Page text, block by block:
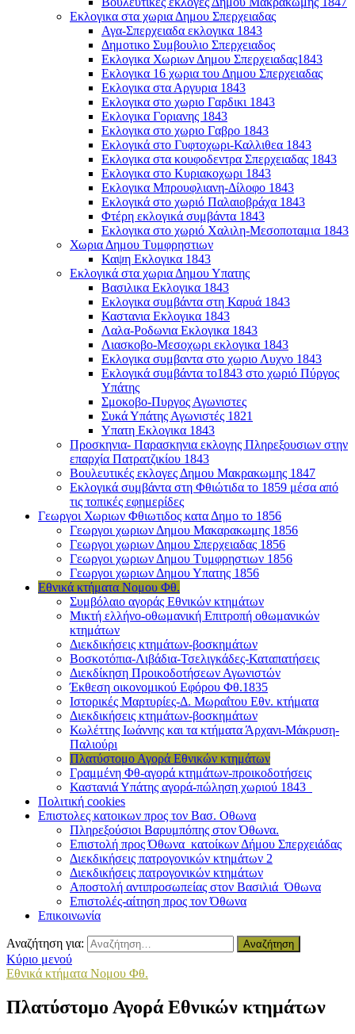
Εκλογικα στα χωρια Δημου Σπερχειαδας
Αγα-Σπερχειαδα εκλογικα 1843
Δημοτικο Συμβουλιο Σπερχειαδος
Εκλογικα Χωριων Δημου Σπερχειαδας1843
Εκλογικα 16 χωρια του Δημου Σπερχειαδας
Εκλογικα στα Αργυρια 1843
Εκλογικα στο χωριο Γαρδικι 1843
Εκλογικα Γοριανης 1843
Εκλογικα στο χωριο Γαβρο 1843
Εκλογικά στο Γυφτοχωρι-Καλλιθεα 1843
Εκλογικα στα κουφοδεντρα Σπερχειαδας 1843
Εκλογικα στο Κυριακοχωρι 1843
Εκλογικα Μπρουφλιανη-Δίλοφο 1843
Εκλογικά στο χωριό Παλαιοβράχα 1843
Φτέρη εκλογικά συμβάντα 1843
Εκλογικα στο χωριό Χαλιλη-Μεσοποταμια 1843
Χωρια Δημου Τυμφρηστιων
Καψη Εκλογικα 1843
Εκλογικά στα χωρια Δημου Υπατης
Βασιλικα Εκλογικα 1843
Εκλογικα συμβάντα στη Καρυά 1843
Καστανια Εκλογικα 1843
Λαλα-Ροδωνια Εκλογικα 1843
Λιασκοβο-Μεσοχωρι εκλογικα 1843
Εκλογικα συμβαντα στο χωριο Λυχνο 1843
Εκλογικά συμβάντα το1843 στο χωριό Πύργος
Υπάτης
Σμοκοβο-Πυργος Αγωνιστες
Συκά Υπάτης Αγωνιστές 1821
Υπατη Εκλογικα 1843
Προσκηνια- Παρασκηνια εκλογης Πληρεξουσιων στην
επαρχία Πατρατζικίου 1843
Βουλευτικές εκλογες Δημου Μακρακωμης 1847
Εκλογικά συμβάντα στη Φθιώτιδα το 1859 μέσα από
τις τοπικές εφημερίδες
Γεωργοι Χωριων Φθιωτιδος κατα Δημο το 1856
Γεωργοι χωριων Δημου Μακαρακωμης 1856
Γεωργοι χωριων Δημου Σπερχειαδας 1856
Γεωργοι χωριων Δημου Τυμφρηστιων 1856
Γεωργοι χωριων Δημου Υπατης 1856
Εθνικά κτήματα Νομου Φθ.
Συμβόλαιο αγοράς Εθνικών κτημάτων
Μικτή ελλήνο-οθωμανική Επιτροπή οθωμανικών
κτημάτων
Διεκδικήσεις κτημάτων-βοσκημάτων
Βοσκοτόπια-Λιβάδια-Τσελιγκάδες-Καταπατήσεις
Διεκδίκηση Προικοδοτήσεων Αγωνιστών
Έκθεση οικονομικού Εφόρου Φθ.1835
Ιστορικές Μαρτυρίες-Δ. Μωραΐτου Εθν. κτήματα
Διεκδικήσεις κτημάτων-βοσκημάτων
Κωλέττης Ιωάννης και τα κτήματα Άρχανι-Μάκρυση-
Παλιούρι
Πλατύστομο Αγορά Εθνικών κτημάτων
Γραμμένη Φθ-αγορά κτημάτων-προικοδοτήσεις
Καστανιά Υπάτης αγορά-πώληση χωριού 1843
Πολιτική cookies
Επιστολες κατοικων προς τον Βασ. Οθωνα
Πληρεξούσιοι Βαρυμπόπης στον Όθωνα.
Επιστολή προς Όθωνα κατοίκων Δήμου Σπερχειάδας
Διεκδικήσεις πατρογονικών κτημάτων 2
Διεκδικήσεις πατρογονικών κτημάτων
Αποστολή αντιπροσωπείας στον Βασιλιά Όθωνα
Επιστολές-αίτηση προς τον Όθωνα
Επικοινωνία
Αναζήτηση για:
Κύριο μενού
Εθνικά κτήματα Νομου Φθ.
Πλατύστομο Αγορά Εθνικών κτημάτων